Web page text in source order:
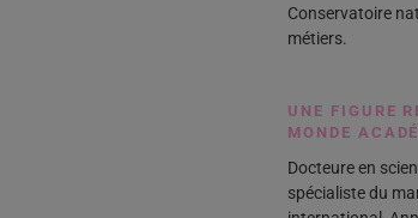
Conservatoire
métiers.
UNE FIGURE
MONDE
Docteure en
spécialiste du